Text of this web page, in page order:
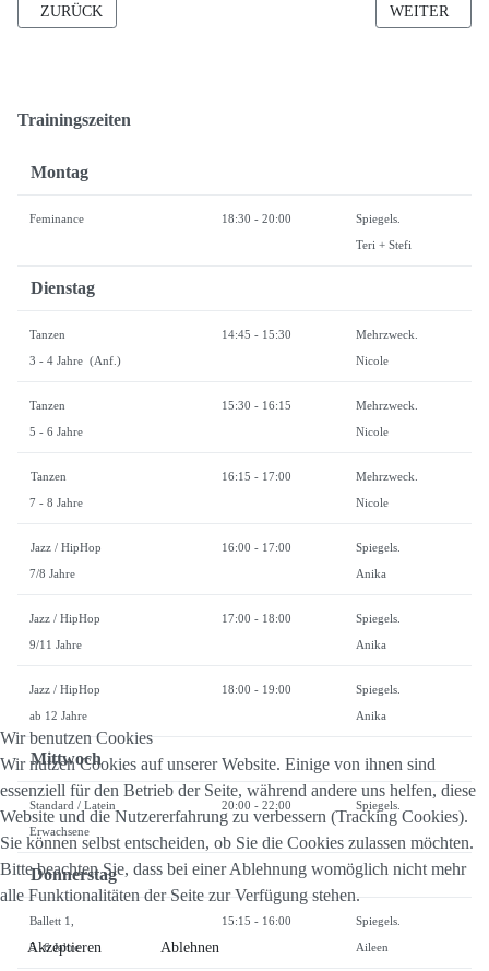
VORHERIGER BEITRAG: BALLET IN DER ABTEILUNG TANZEN
ZURÜCK NÄCHSTER
WEITER
Trainingszeiten
Montag
Feminance 18:30 - 20:00 Spiegels.
Teri + Stefi
Dienstag
Tanzen
3 - 4 Jahre (Anf.)
14:45 - 15:30 Mehrzweck.
Nicole
Tanzen
5 - 6 Jahre
15:30 - 16:15 Mehrzweck.
Nicole
Tanzen
7 - 8 Jahre
16:15 - 17:00 Mehrzweck.
Nicole
Jazz / HipHop
7/8 Jahre
16:00 - 17:00 Spiegels.
Anika
Jazz / HipHop
9/11 Jahre
17:00 - 18:00 Spiegels.
Anika
Jazz / HipHop
ab 12 Jahre
18:00 - 19:00 Spiegels.
Anika
Mittwoch
Standard / Latein
Erwachsene
20:00 - 22:00 Spiegels.
Donnerstag
Ballett 1,
5 -6 Jahre
15:15 - 16:00 Spiegels.
Aileen
Wir benutzen Cookies
Wir nutzen Cookies auf unserer Website. Einige von ihnen sind
essenziell für den Betrieb der Seite, während andere uns helfen, diese
Website und die Nutzererfahrung zu verbessern (Tracking Cookies).
Sie können selbst entscheiden, ob Sie die Cookies zulassen möchten.
Bitte beachten Sie, dass bei einer Ablehnung womöglich nicht mehr
alle Funktionalitäten der Seite zur Verfügung stehen.
Akzeptieren Ablehnen